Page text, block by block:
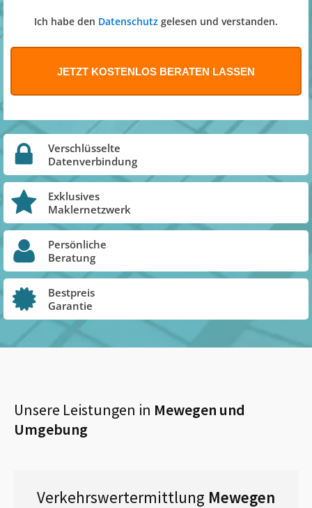
Ich habe den Datenschutz gelesen und verstanden.
Verschlüsselte
Datenverbindung
Exklusives
Maklernetzwerk
Persönliche
Beratung
Bestpreis
Garantie
Unsere Leistungen in Mewegen und
Umgebung
Verkehrswertermittlung Mewegen